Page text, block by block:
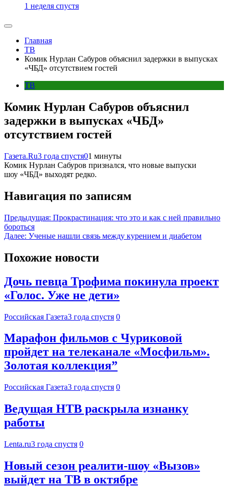
1 неделя спустя
Главная
ТВ
Комик Нурлан Сабуров объяснил задержки в выпусках
«ЧБД» отсутствием гостей
ТВ
Комик Нурлан Сабуров объяснил
задержки в выпусках «ЧБД»
отсутствием гостей
Газета.Ru3 года спустя01 минуты
Комик Нурлан Сабуров признался, что новые выпуски
шоу «ЧБД» выходят редко.
Навигация по записям
Предыдущая: Прокрастинация: что это и как с ней правильно
бороться
Далее: Ученые нашли связь между курением и диабетом
Похожие новости
Дочь певца Трофима покинула проект
«Голос. Уже не дети»
Российская Газета3 года спустя 0
Марафон фильмов с Чуриковой
пройдет на телеканале «Мосфильм».
Золотая коллекция”
Российская Газета3 года спустя 0
Ведущая НТВ раскрыла изнанку
работы
Lenta.ru3 года спустя 0
Новый сезон реалити-шоу «Вызов»
выйдет на ТВ в октябре